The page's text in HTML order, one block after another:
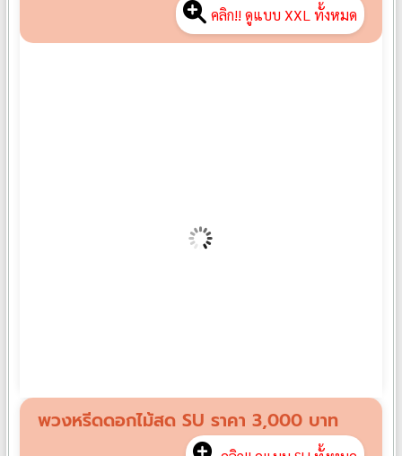
คลิก!! ดูแบบ XXL ทั้งหมด
พวงหรีดดอกไม้สด SU ราคา 3,000 บาท
คลิก!! ดูแบบ SU ทั้งหมด